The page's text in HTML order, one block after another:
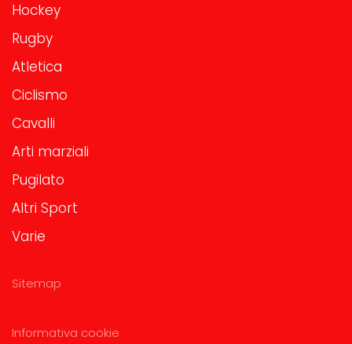
Hockey
Rugby
Atletica
Ciclismo
Cavalli
Arti marziali
Pugilato
Altri Sport
Varie
Sitemap
Informativa cookie